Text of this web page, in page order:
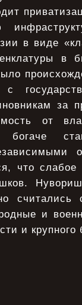
в виде
в
с
за
от
что
считались
и
и крупного